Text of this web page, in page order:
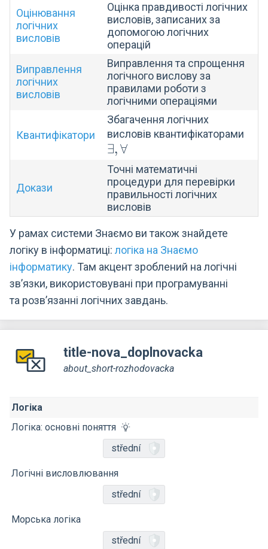
Оцінювання
логічних
висловів
Оцінка правдивості логічних
висловів, записаних за
допомогою логічних
операцій
Виправлення
логічних
висловів
Виправлення та спрощення
логічного вислову за
правилами роботи з
логічними операціями
Квантифікатори
Збагачення логічних
висловів квантифікаторами
∃,∀
Докази
Точні математичні
процедури для перевірки
правильності логічних
висловів
У рамах системи Знаємо ви також знайдете
логіку в інформатиці: логіка на Знаємо
інформатику. Там акцент зроблений на логічні
зв’язки, використовувані при програмуванні
та розв’язанні логічних завдань.
title-nova_doplnovacka
about_short-rozhodovacka
Логіка
Логіка: основні поняття
střední
Логічні висловлювання
střední
Морська логіка
střední